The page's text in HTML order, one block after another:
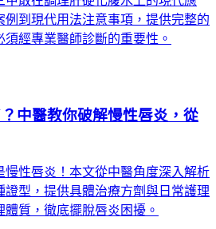
例到現代用法注意事項，提供完整的
經專業醫師診斷的重要性。
中醫教你破解慢性唇炎，從
慢性唇炎！本文從中醫角度深入解析
證型，提供具體治療方劑與日常護理
質，徹底擺脫唇炎困擾。